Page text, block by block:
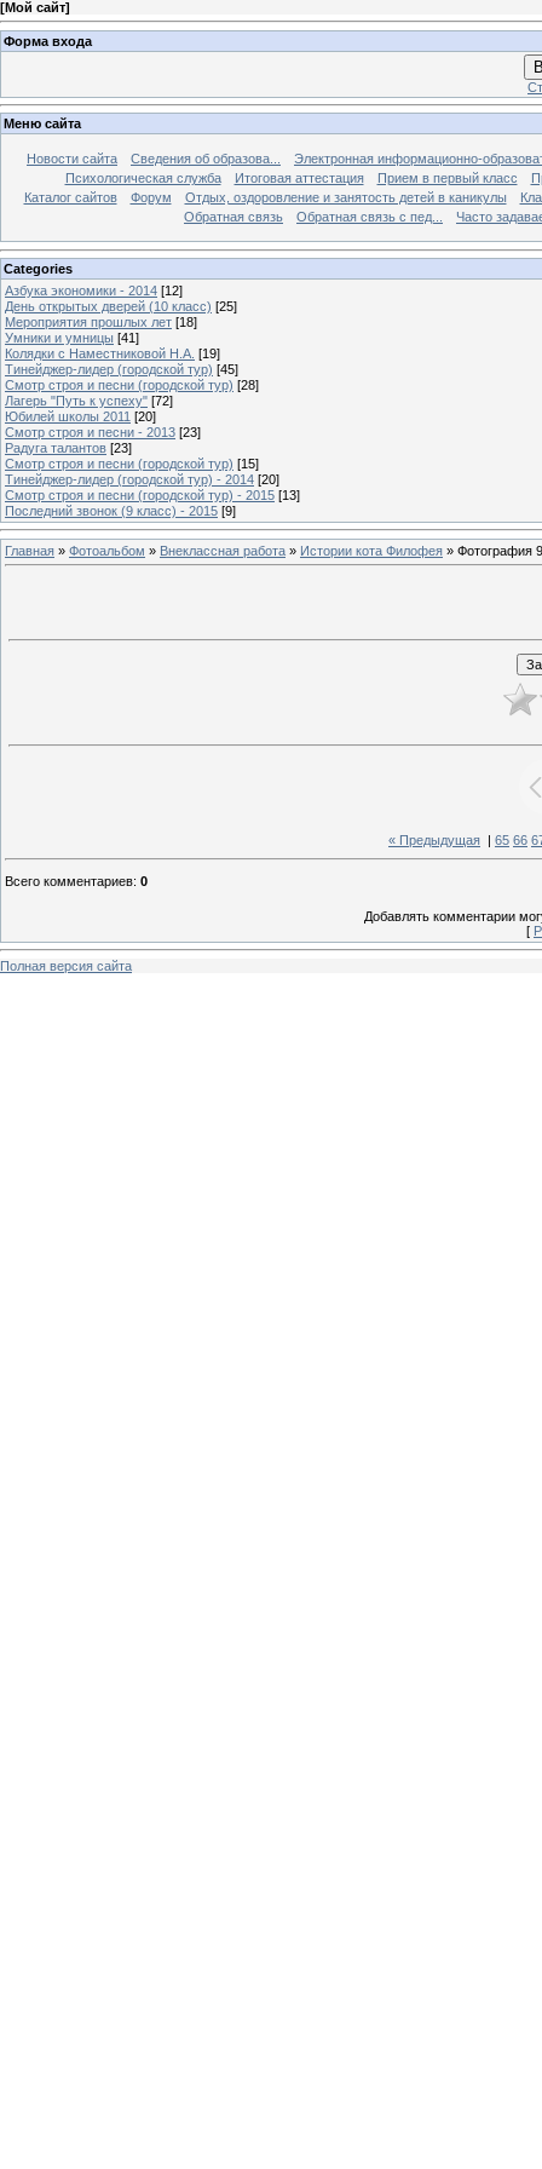
[Мой сайт]
Форма входа
Меню сайта
Новости сайта Сведения об образова...
Электронная информационно-
Психологическая служба
Итоговая аттестация Прием в первый класс
Каталог сайтов
Форум Отдых, оздоровление и занятость детей в каникулы
Обратная связь
Обратная связь с пед... Часто
Categories
Азбука экономики - 2014 [12]
День открытых дверей (10 класс) [25]
Мероприятия прошлых лет [18]
Умники и умницы [41]
Колядки с Наместниковой Н.А. [19]
Тинейджер-лидер (городской тур) [45]
Смотр строя и песни (городской тур) [28]
Лагерь "Путь к успеху" [72]
Юбилей школы 2011 [20]
Смотр строя и песни - 2013 [23]
Радуга талантов [23]
Смотр строя и песни (городской тур) [15]
Тинейджер-лидер (городской тур) - 2014 [20]
Смотр строя и песни (городской тур) - 2015 [13]
Последний звонок (9 класс) - 2015 [9]
Главная » Фотоальбом » Внеклассная работа » Истории кота Филофея » Фотография 9
« Предыдущая 65 66
Всего комментариев: 0
Добавлять комментарии
[
Полная версия сайта